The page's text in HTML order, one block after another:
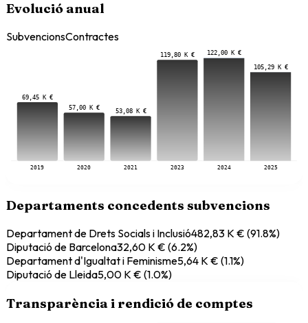
Evolució anual
SubvencionsContractes
69,45 K €
2019
57,00 K €
2020
53,08 K €
2021
119,80 K €
2023
122,00 K €
2024
105,29 K €
2025
Departaments concedents subvencions
Departament de Drets Socials i Inclusió482,83 K € (91.8%)
Diputació de Barcelona32,60 K € (6.2%)
Departament d'Igualtat i Feminisme5,64 K € (1.1%)
Diputació de Lleida5,00 K € (1.0%)
Transparència i rendició de comptes